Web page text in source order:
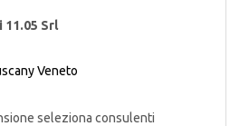
11.05 Srl
Veneto
seleziona consulenti